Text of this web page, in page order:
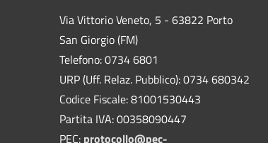
Via Vittorio Veneto, 5 - 63822 Porto
San Giorgio (FM)
Telefono: 0734 6801
URP (Uff. Relaz. Pubblico): 0734 680342
Codice Fiscale: 81001530443
Partita IVA: 00358090447
PEC: protocollo@pec-